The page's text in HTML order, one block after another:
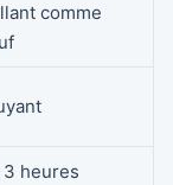
comme
3 heures